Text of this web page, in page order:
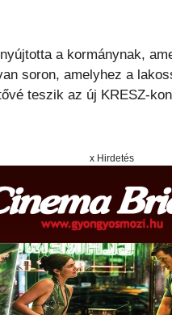
a kormánynak,
soron, amelyhez a
teszik az új KRESZ-
x Hirdetés